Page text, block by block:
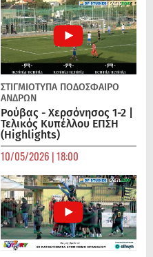
ΣΤΙΓΜΙΟΤΥΠΑ ΠΟΔΌΣΦΑΙΡΟ
ΑΝΔΡΏΝ
Ρούβας - Χερσόνησος 1-2 |
Τελικός Κυπέλλου ΕΠΣΗ
(Highlights)
10/05/2026 | 18:00